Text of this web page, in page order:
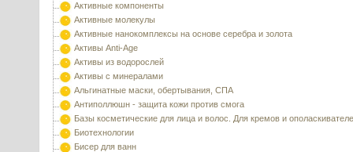
Активные компоненты
Активные молекулы
Активные нанокомплексы на основе серебра и золота
Активы Anti-Age
Активы из водорослей
Активы с минералами
Альгинатные маски, обертывания, СПА
Антиполлюшн - защита кожи против смога
Базы косметические для лица и волос. Для кремов и
Биотехнологии
Бисер для ванн